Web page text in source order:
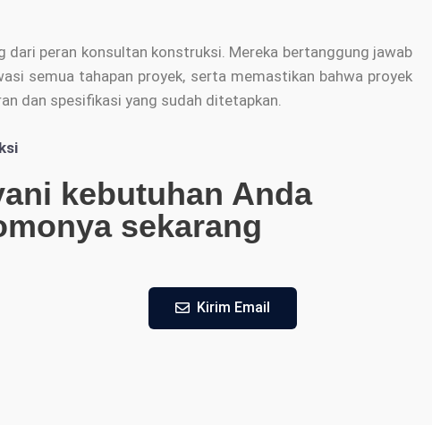
dari peran konsultan konstruksi. Mereka bertanggung jawab
semua tahapan proyek, serta memastikan bahwa proyek
dan spesifikasi yang sudah ditetapkan.
kebutuhan Anda
sekarang
Kirim Email